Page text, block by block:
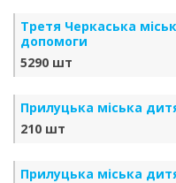
Третя Черкаська
допомоги
5290 шт
Прилуцька міська
210 шт
Прилуцька міська